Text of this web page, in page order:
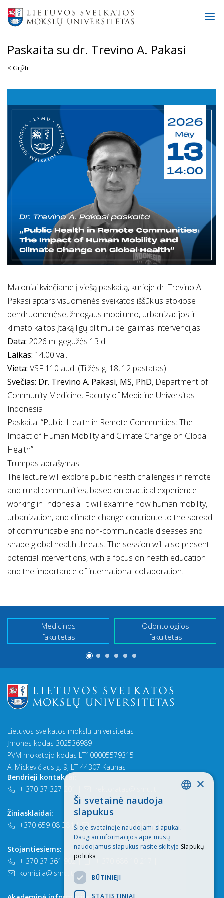
Paskaita su dr. Trevino A. Pakasi
< Grįžti
Maloniai kviečiame į viešą paskaitą, kurioje dr. Trevino A.
Pakasi aptars visuomenės sveikatos iššūkius atokiose
bendruomenėse, žmogaus mobilumo, urbanizacijos ir
klimato kaitos įtaką ligų plitimui bei galimas intervencijas.
Data: 2026 m. gegužės 13 d.
Laikas: 14.00 val.
Vieta: VSF 110 aud. (Tilžės g. 18, 12 pastatas)
Svečias: Dr. Trevino A. Pakasi, MS, PhD, Department of
Community Medicine, Faculty of Medicine Universitas
Indonesia
Paskaita: “Public Health in Remote Communities: The
Impact of Human Mobility and Climate Change on Global
Health”
Trumpas aprašymas:
The lecture will explore public health challenges in remote
and rural communities, based on practical experience
working in Indonesia. It will examine how human mobility,
urbanization, and climate change contribute to the spread
of communicable and non-communicable diseases and
shape global health threats. The session will also present
potential interventions, with a focus on health education
and the importance of international collaboration.
Medicinos
fakultetas
Odontologijos
fakultetas
Lietuvos sveikatos mokslų universitetas
Įmonės kodas 302536989
PVM mokėtojo kodas LT100005579315
A. Mickevičiaus g. 9, LT-44307 Kaunas
Bendrieji kontaktai:
+ 370 37 327 201
Žiniasklaidai:
+370 659 08 384
| komunikacija@lsmu.lt
Stojantiesiems:
+ 370 37 361 902 |
komisija@lsmu.lt
×
Ši svetainė naudoja
slapukus
Šioje svetainėje naudojami slapukai.
Daugiau informacijos apie mūsų
naudojamus slapukus rasite skiltyje Slapukų
politika
BŪTINIEJI
STATISTINIAI